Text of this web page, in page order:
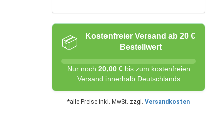
📦
Kostenfreier Versand ab 20 €
Bestellwert
Nur noch 20,00 €bis zum kostenfreien
Versand innerhalb Deutschlands
*alle Preise inkl. MwSt. zzgl. Versandkosten